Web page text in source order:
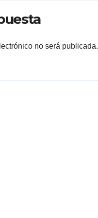
no será publicada.